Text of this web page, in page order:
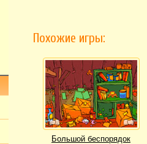
Похожие игры:
Большой беспорядок